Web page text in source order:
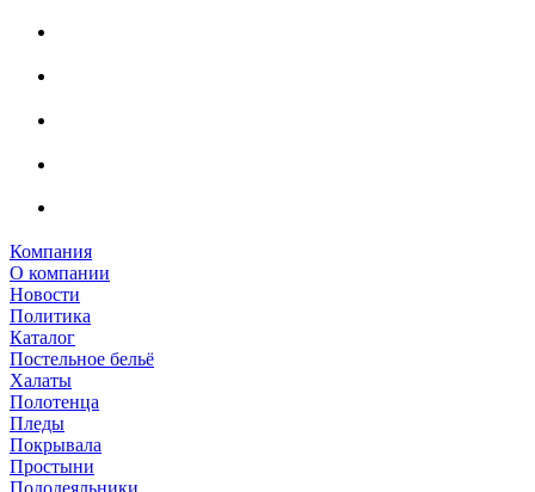
Компания
О компании
Новости
Политика
Каталог
Постельное бельё
Халаты
Полотенца
Пледы
Покрывала
Простыни
Пододеяльники